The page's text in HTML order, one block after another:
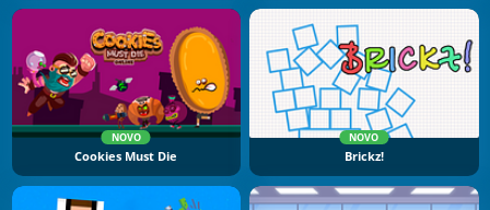
NOVO
Cookies Must Die
NOVO
Brickz!